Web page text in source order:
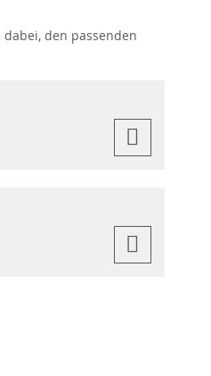
den passenden